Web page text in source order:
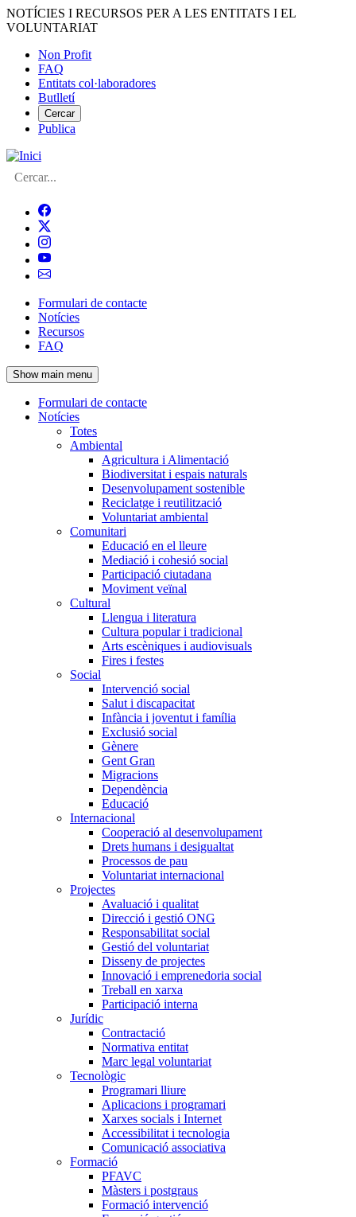
Vés
al
NOTÍCIES I RECURSOS PER A LES ENTITATS I EL
VOLUNTARIAT
Menú
del
compte
d'usuari
Non Profit
FAQ
Entitats col·laboradores
Butlletí
Cercar
Publica
Cerca
Navegació
principal
de
l'encapçalament
Formulari de contacte
Notícies
Recursos
FAQ
Show main menu
Navegació
principal
Formulari de contacte
Notícies
Totes
Ambiental
Agricultura i Alimentació
Biodiversitat i espais naturals
Desenvolupament sostenible
Reciclatge i reutilització
Voluntariat ambiental
Comunitari
Educació en el lleure
Mediació i cohesió social
Participació ciutadana
Moviment veïnal
Cultural
Llengua i literatura
Cultura popular i tradicional
Arts escèniques i audiovisuals
Fires i festes
Social
Intervenció social
Salut i discapacitat
Infància i joventut i família
Exclusió social
Gènere
Gent Gran
Migracions
Dependència
Educació
Internacional
Cooperació al desenvolupament
Drets humans i desigualtat
Processos de pau
Voluntariat internacional
Projectes
Avaluació i qualitat
Direcció i gestió ONG
Responsabilitat social
Gestió del voluntariat
Disseny de projectes
Innovació i emprenedoria social
Treball en xarxa
Participació interna
Jurídic
Contractació
Normativa entitat
Marc legal voluntariat
Tecnològic
Programari lliure
Aplicacions i programari
Xarxes socials i Internet
Accessibilitat i tecnologia
Comunicació associativa
Formació
PFAVC
Màsters i postgraus
Formació intervenció